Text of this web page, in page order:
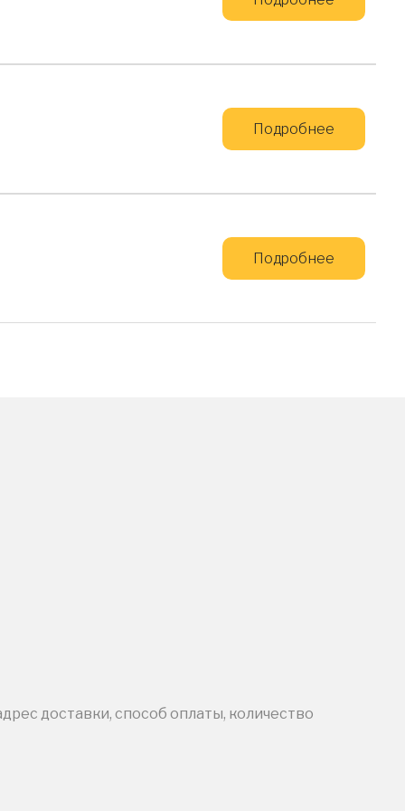
Подробнее
Подробнее
доставки, способ оплаты, количество